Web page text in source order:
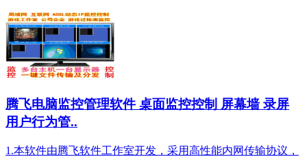
腾飞电脑监控管理软件 桌面监控控制 屏幕墙 录屏
用户行为管..
1.本软件由腾飞软件工作室开发，采用高性能内网传输协议，